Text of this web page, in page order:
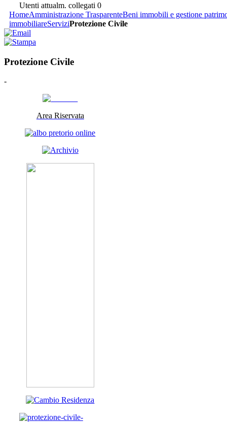
Utenti attualm. collegati 0
HomeAmministrazione TrasparenteBeni immobili e gestione
immobiliareServiziProtezione Civile
Protezione Civile
-
Area Riservata